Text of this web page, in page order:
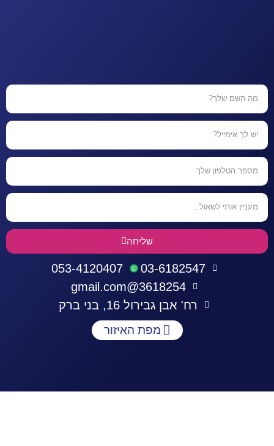
שליחה
03-6182547
053-4120407
3618254@gmail.com
רח' אבן גבירול 16, בני ברק
מפת האיזור